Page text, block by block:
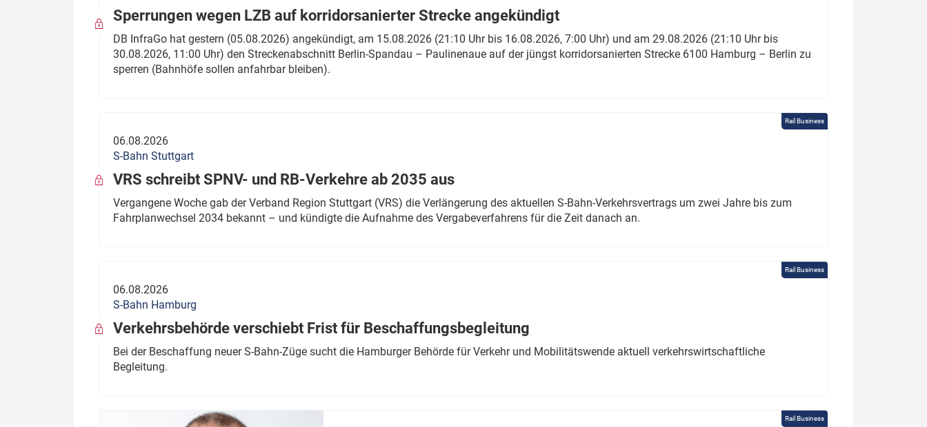
Dossier: Generalsanierung
Dossier: ETCS
Dossier:
Sperrungen wegen LZB auf korridorsanierter Strecke angekündigt
DB InfraGo hat gestern (05.08.2026) angekündigt, am 15.08.2026 (21:10 Uhr bis 16.08.2026, 7:00 Uhr) und am 29.08.2026 (21:10 Uhr bis
30.08.2026, 11:00 Uhr) den Streckenabschnitt Berlin-Spandau – Paulinenaue auf der jüngst korridorsanierten Strecke 6100 Hamburg – Berlin zu
sperren (Bahnhöfe sollen anfahrbar bleiben).
Rail Business
06.08.2026
S-Bahn Stuttgart
VRS schreibt SPNV- und RB-Verkehre ab 2035 aus
Vergangene Woche gab der Verband Region Stuttgart (VRS) die Verlängerung des aktuellen S-Bahn-Verkehrsvertrags um zwei Jahre bis zum
Fahrplanwechsel 2034 bekannt – und kündigte die Aufnahme des Vergabeverfahrens für die Zeit danach an.
Rail Business
06.08.2026
S-Bahn Hamburg
Verkehrsbehörde verschiebt Frist für Beschaffungsbegleitung
Bei der Beschaffung neuer S-Bahn-Züge sucht die Hamburger Behörde für Verkehr und Mobilitätswende aktuell verkehrswirtschaftliche
Begleitung.
Rail Business